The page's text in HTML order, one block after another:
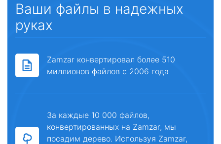
Ваши файлы в надежных
руках
Zamzar конвертировал более 510
миллионов файлов с 2006 года
За каждые 10 000 файлов,
конвертированных на Zamzar, мы
посадим дерево. Используя Zamzar,